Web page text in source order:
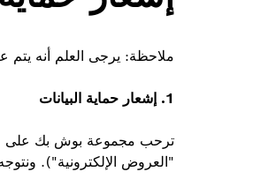
ملاحظة: يرجى العلم أنه يتم
1. إشعار حماية البيانات
ترحب مجموعة بوش بك على
"العروض الإلكترونية").